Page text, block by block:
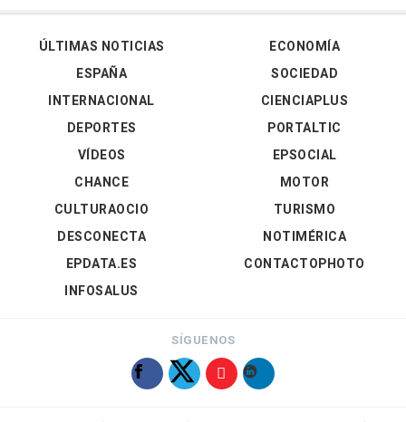
ÚLTIMAS NOTICIAS
ESPAÑA
INTERNACIONAL
DEPORTES
VÍDEOS
ECONOMÍA
SOCIEDAD
CIENCIAPLUS
PORTALTIC
EPSOCIAL
CHANCE
CULTURAOCIO
DESCONECTA
EPDATA.ES
INFOSALUS
MOTOR
TURISMO
NOTIMÉRICA
CONTACTOPHOTO
SÍGUENOS